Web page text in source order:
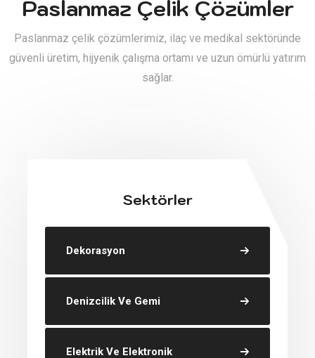
Sektörler
Dekorasyon
Denizcilik Ve Gemi
Elektrik Ve Elektronik
Paslanmaz Çelik Çözümler
Paslanmaz çelik çözümlerimiz, ilaç ve medikal sektöründe
güvenli üretim, hijyenik çalışma ortamı ve uzun ömürlü yatırım
sağlar.